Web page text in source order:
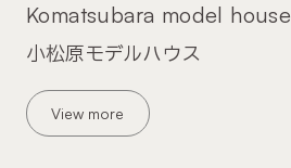
小松原モデルハウス
Komatsubara model house
View more